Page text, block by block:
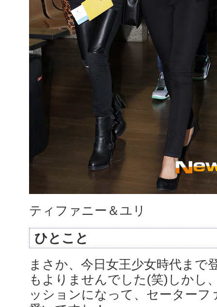
ティファニー＆ユリ
ひとこと
まさか、今日女王少女時代まで
もよりませんでした(笑)しかし
ッションになって、セーターフ